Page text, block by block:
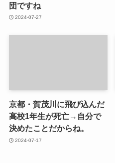
団ですね
2024-07-27
京都・賀茂川に飛び込んだ
高校1年生が死亡→自分で
決めたことだからね。
2024-07-17